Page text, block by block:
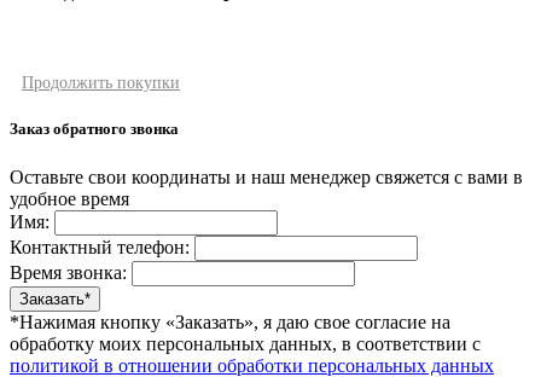
Продолжить покупки
Заказ обратного звонка
Оставьте свои координаты и наш менеджер свяжется с вами в
удобное время
Имя:
Контактный телефон:
Время звонка:
*Нажимая кнопку «Заказать», я даю свое согласие на
обработку моих персональных данных, в соответствии с
политикой в отношении обработки персональных данных